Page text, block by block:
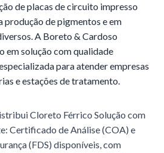
de placas de circuito impresso
produção de pigmentos e em
A Boreto & Cardoso
solução com qualidade
para atender empresas
e estações de tratamento.
Cloreto Férrico Solução com
Certificado de Análise (COA) e
(FDS) disponíveis, com